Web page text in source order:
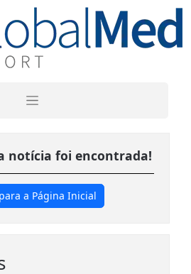
notícia foi encontrada!
a Página Inicial